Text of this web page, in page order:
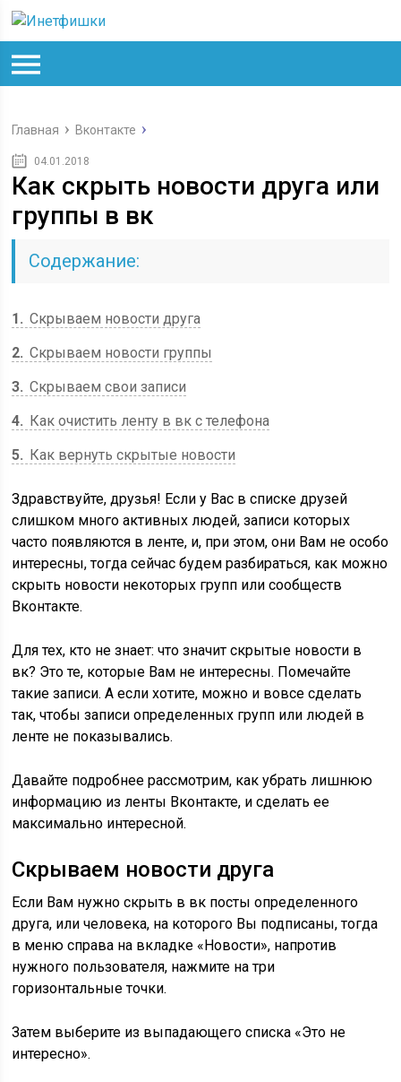
Главная Вконтакте
04.01.2018
Как скрыть новости друга или
группы в вк
Содержание:
1
Скрываем новости друга
2 Скрываем новости группы
3 Скрываем свои записи
4
Как очистить ленту в вк с телефона
5
Как вернуть скрытые новости
Здравствуйте, друзья! Если у Вас в списке друзей
слишком много активных людей, записи которых
часто появляются в ленте, и, при этом, они Вам не особо
интересны, тогда сейчас будем разбираться, как можно
скрыть новости некоторых групп или сообществ
Вконтакте.
Для тех, кто не знает: что значит скрытые новости в
вк? Это те, которые Вам не интересны. Помечайте
такие записи. А если хотите, можно и вовсе сделать
так, чтобы записи определенных групп или людей в
ленте не показывались.
Давайте подробнее рассмотрим, как убрать лишнюю
информацию из ленты Вконтакте, и сделать ее
максимально интересной.
Скрываем новости друга
Если Вам нужно скрыть в вк посты определенного
друга, или человека, на которого Вы подписаны, тогда
в меню справа на вкладке «Новости», напротив
нужного пользователя, нажмите на три
горизонтальные точки.
Затем выберите из выпадающего списка «Это не
интересно».